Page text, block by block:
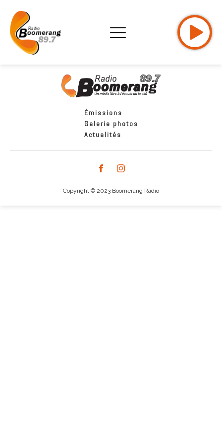
Émissions
Galerie photos
Actualités
Copyright © 2023 Boomerang Radio